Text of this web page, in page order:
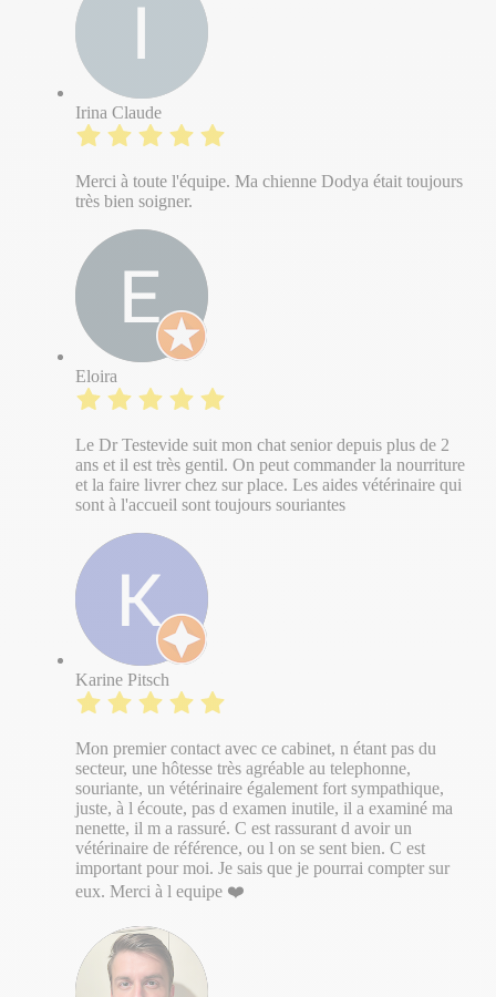
Irina Claude
Merci à toute l'équipe. Ma chienne Dodya était toujours
très bien soigner.
Eloira
Le Dr Testevide suit mon chat senior depuis plus de 2
ans et il est très gentil. On peut commander la nourriture
et la faire livrer chez sur place. Les aides vétérinaire qui
sont à l'accueil sont toujours souriantes
Karine Pitsch
Mon premier contact avec ce cabinet, n étant pas du
secteur, une hôtesse très agréable au telephonne,
souriante, un vétérinaire également fort sympathique,
juste, à l écoute, pas d examen inutile, il a examiné ma
nenette, il m a rassuré. C est rassurant d avoir un
vétérinaire de référence, ou l on se sent bien. C est
important pour moi. Je sais que je pourrai compter sur
eux. Merci à l equipe ❤️